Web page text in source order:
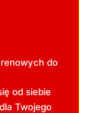
do
od siebie
​Twojego